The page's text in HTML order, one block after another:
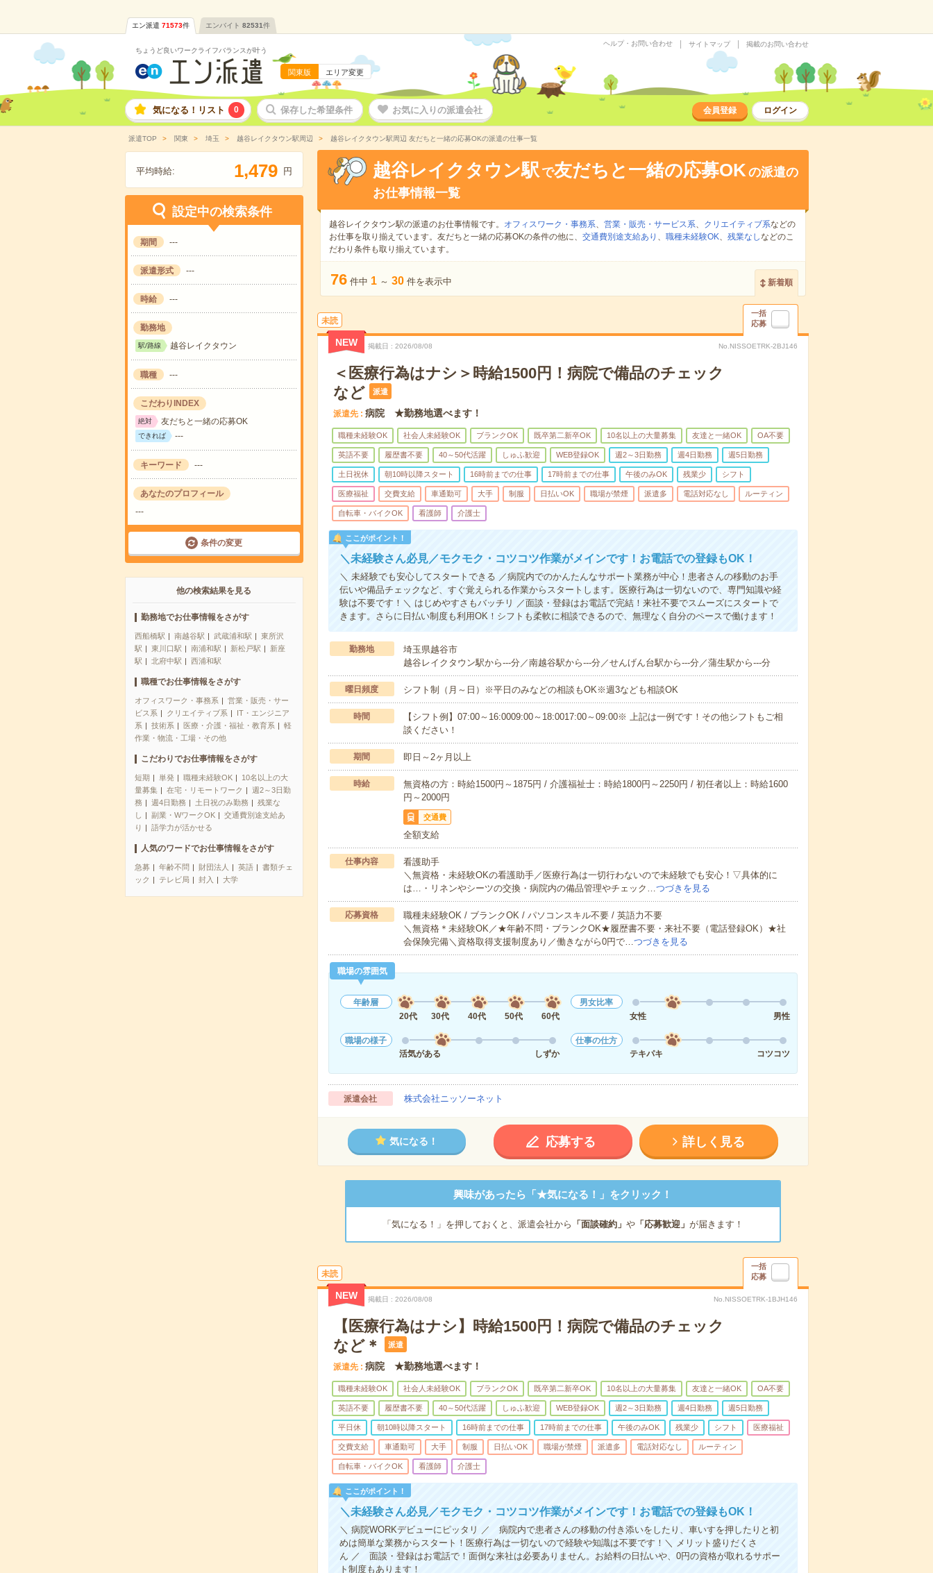
エン派遣 71573件 エンバイト 82531件
ちょうど良いワークライフバランスが叶う
関東版 エリア変更
ヘルプ・お問い合わせ サイトマップ 掲載のお問い合わせ
気になる！リスト 0 保存した希望条件 お気に入りの派遣会社 会員登録 ログイン
派遣TOP 関東 埼玉 越谷レイクタウン駅周辺 越谷レイクタウン駅周辺 友だちと一緒の応募OKの派遣の仕事一覧
平均時給: 1,479 円
設定中の検索条件
期間 ---
派遣形式 ---
時給 ---
勤務地
駅/路線 越谷レイクタウン
職種 ---
こだわりINDEX
絶対 友だちと一緒の応募OK
できれば ---
キーワード ---
あなたのプロフィール
---
条件の変更
他の検索結果を見る
勤務地でお仕事情報をさがす
西船橋駅 南越谷駅 武蔵浦和駅
東所沢
駅
東川口駅 南浦和駅 新松戸駅
新座
駅
北府中駅 西浦和駅
職種でお仕事情報をさがす
オフィスワーク・事務系
営業・販売・サー
ビス系
クリエイティブ系
IT・エンジニア
系
技術系 医療・介護・福祉・教育系
軽
作業・物流・工場・その他
こだわりでお仕事情報をさがす
短期 単発 職種未経験OK
10名以上の大
量募集
在宅・リモートワーク
週2～3日勤
務
週4日勤務 土日祝のみ勤務
残業な
し
副業・WワークOK
交通費別途支給あ
り
語学力が活かせる
人気のワードでお仕事情報をさがす
急募 年齢不問 財団法人 英語
書類チェ
ック
テレビ局 封入 大学
越谷レイクタウン駅 で友だちと一緒の応募OKの派遣の
お仕事情報一覧
越谷レイクタウン駅の派遣のお仕事情報です。 オフィスワーク・事務系、 営業・販売・サービス系、 クリエイティブ系などの
お仕事を取り揃えています。友だちと一緒の応募OKの条件の他に、 交通費別途支給あり 、 職種未経験OK、 残業なしなどのこ
だわり条件も取り揃えています。
76 件中 1 ～ 30 件を表示中 新着順
未読
一括
応募
NEW 掲載日 2026/08/08 No.NISSOETRK-2BJ146
＜医療行為はナシ＞時給1500円！病院で備品のチェック
など
派遣
派遣先 病院 ★勤務地選べます！
職種未経験OK 社会人未経験OK ブランクOK 既卒第二新卒OK 10名以上の大量募集 友達と一緒OK OA不要
英語不要 履歴書不要 40～50代活躍 しゅふ歓迎 WEB登録OK 週2～3日勤務 週4日勤務 週5日勤務
土日祝休 朝10時以降スタート 16時前までの仕事 17時前までの仕事 午後のみOK 残業少 シフト
医療福祉 交費支給 車通勤可 大手 制服 日払いOK 職場が禁煙 派遣多 電話対応なし ルーティン
自転車・バイクOK 看護師 介護士
ここがポイント！
＼未経験さん必見／モクモク・コツコツ作業がメインです！お電話での登録もOK！
＼ 未経験でも安心してスタートできる ／病院内でのかんたんなサポート業務が中心！患者さんの移動のお手
伝いや備品チェックなど、すぐ覚えられる作業からスタートします。医療行為は一切ないので、専門知識や経
験は不要です！＼ はじめやすさもバッチリ ／面談・登録はお電話で完結！来社不要でスムーズにスタートで
きます。さらに日払い制度も利用OK！シフトも柔軟に相談できるので、無理なく自分のペースで働けます！
勤務地
埼玉県越谷市
越谷レイクタウン駅から---分／南越谷駅から---分／せんげん台駅から---分／蒲生駅から---分
曜日頻度 シフト制（月～日）※平日のみなどの相談もOK※週3なども相談OK
時間
【シフト例】07:00～16:0009:00～18:0017:00～09:00※ 上記は一例です！その他シフトもご相
談ください！
期間 即日～2ヶ月以上
時給
無資格の方：時給1500円～1875円 / 介護福祉士：時給1800円～2250円 / 初任者以上：時給1600
円～2000円
交通費
全額支給
仕事内容
看護助手
＼無資格・未経験OKの看護助手／医療行為は一切行わないので未経験でも安心！▽具体的に
は…・リネンやシーツの交換・病院内の備品管理やチェック…つづきを見る
応募資格
職種未経験OK / ブランクOK / パソコンスキル不要 / 英語力不要
＼無資格＊未経験OK／★年齢不問・ブランクOK★履歴書不要・来社不要（電話登録OK）★社
会保険完備＼資格取得支援制度あり／働きながら0円で…つづきを見る
職場の雰囲気
年齢層
20代
30代 40代 50代 60代
男女比率
女性
男性
職場の様子
活気がある
しずか
仕事の仕方
テキパキ
コツコツ
派遣会社 株式会社ニッソーネット
気になる！ 応募する 詳しく見る
興味があったら「★気になる！」をクリック！
「気になる！」を押しておくと、派遣会社から 「面談確約」 や「応募歓迎」 が届きます！
未読
一括
応募
NEW 掲載日 2026/08/08 No.NISSOETRK-1BJH146
【医療行為はナシ】時給1500円！病院で備品のチェック
など＊
派遣
派遣先 病院 ★勤務地選べます！
職種未経験OK 社会人未経験OK ブランクOK 既卒第二新卒OK 10名以上の大量募集 友達と一緒OK OA不要
英語不要 履歴書不要 40～50代活躍 しゅふ歓迎 WEB登録OK 週2～3日勤務 週4日勤務 週5日勤務
平日休 朝10時以降スタート 16時前までの仕事 17時前までの仕事 午後のみOK 残業少 シフト 医療福祉
交費支給 車通勤可 大手 制服 日払いOK 職場が禁煙 派遣多 電話対応なし ルーティン
自転車・バイクOK 看護師 介護士
ここがポイント！
＼未経験さん必見／モクモク・コツコツ作業がメインです！お電話での登録もOK！
＼ 病院WORKデビューにピッタリ ／ 病院内で患者さんの移動の付き添いをしたり、車いすを押したりと初
めは簡単な業務からスタート！医療行為は一切ないので経験や知識は不要です！＼ メリット盛りだくさ
ん ／ 面談・登録はお電話で！面倒な来社は必要ありません。お給料の日払いや、0円の資格が取れるサポー
ト制度もあります！